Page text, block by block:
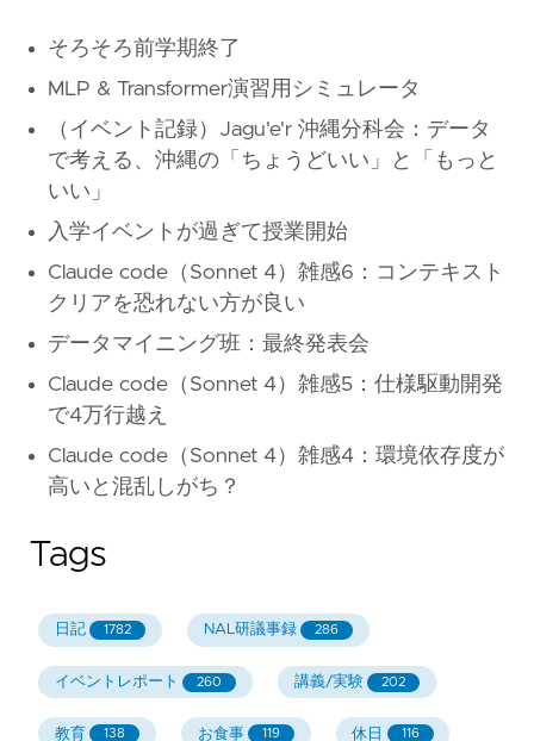
そろそろ前学期終了
MLP & Transformer演習用シミュレータ
（イベント記録）Jagu'e'r 沖縄分科会：データ
で考える、沖縄の「ちょうどいい」と「もっと
いい」
入学イベントが過ぎて授業開始
Claude code（Sonnet 4）雑感6：コンテキスト
クリアを恐れない方が良い
データマイニング班：最終発表会
Claude code（Sonnet 4）雑感5：仕様駆動開発
で4万行越え
Claude code（Sonnet 4）雑感4：環境依存度が
高いと混乱しがち？
Tags
日記 1782 NAL研議事録 286
イベントレポート 260 講義/実験 202
教育 138 お食事 119 休日 116